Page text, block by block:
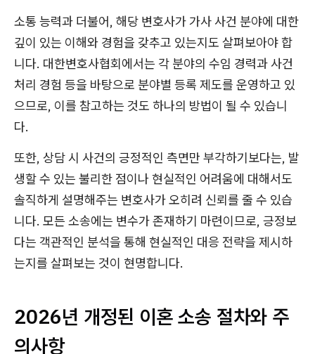
소통 능력과 더불어, 해당 변호사가 가사 사건 분야에 대한
깊이 있는 이해와 경험을 갖추고 있는지도 살펴보아야 합
니다. 대한변호사협회에서는 각 분야의 수임 경력과 사건
처리 경험 등을 바탕으로 분야별 등록 제도를 운영하고 있
으므로, 이를 참고하는 것도 하나의 방법이 될 수 있습니
다.
또한, 상담 시 사건의 긍정적인 측면만 부각하기보다는, 발
생할 수 있는 불리한 점이나 현실적인 어려움에 대해서도
솔직하게 설명해주는 변호사가 오히려 신뢰를 줄 수 있습
니다. 모든 소송에는 변수가 존재하기 마련이므로, 긍정보
다는 객관적인 분석을 통해 현실적인 대응 전략을 제시하
는지를 살펴보는 것이 현명합니다.
2026년 개정된 이혼 소송 절차와 주
의사항